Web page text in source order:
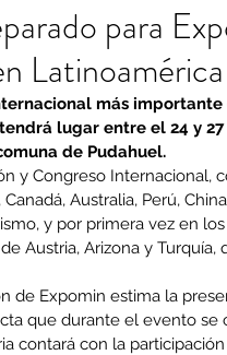
para
Latinoamérica
más
lugar entre el 24 y
de Pudahuel.
y Congreso Internacional,
Australia, Perú,
y por primera vez en
Austria, Arizona y
de Expomin estima la
que durante el evento se
contará con la